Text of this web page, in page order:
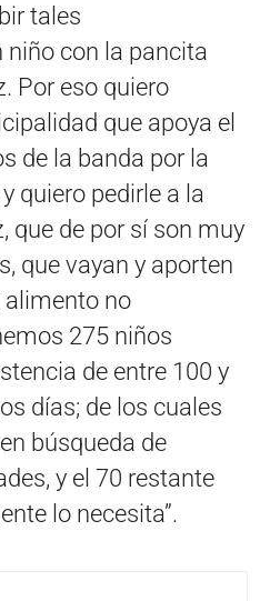
tales
niño con la pancita
Por eso quiero
que apoya el
de la banda por la
quiero pedirle a la
que de por sí son muy
que vayan y aporten
alimento no
275 niños
de entre 100 y
días; de los cuales
búsqueda de
y el 70 restante
lo necesita”.